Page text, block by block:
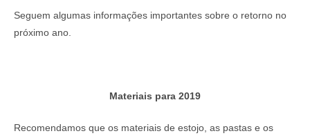
Seguem algumas informações importantes sobre o retorno no
próximo ano.
Materiais para 2019
Recomendamos que os materiais de estojo, as pastas e os